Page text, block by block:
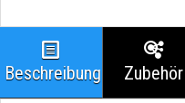
Beschreibung Zubehör